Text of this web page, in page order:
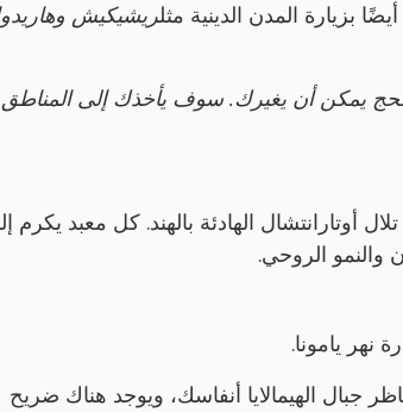
بزيارة المدن الدينية مثلريشيكيش
الحج يمكن أن يغيرك. سوف يأخذك إلى المناطق
أوتارانتشال الهادئة بالهند. كل معبد يكرم
والنمو الروحي.
نهر يامونا.
ارتفاع حوالي 3200 متر، ستخطف مناظر جبال الهيمالايا أنفاسك، ويوجد هناك ضريح